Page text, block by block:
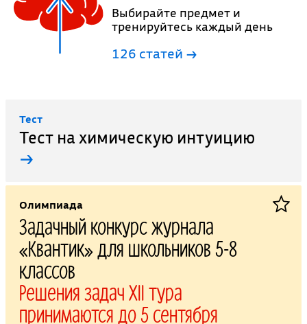
Выбирайте предмет и
тренируйтесь каждый день
126 статей →
Тест
Тест на химическую интуицию
→
Олимпиада
Задачный конкурс журнала
«Квантик» для школьников 5-8
классов
Решения задач XII тура
принимаются до 5 сентября